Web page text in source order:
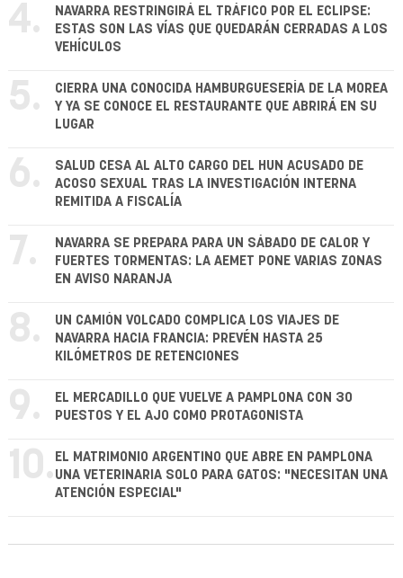
4.
NAVARRA RESTRINGIRÁ EL TRÁFICO POR EL ECLIPSE:
ESTAS SON LAS VÍAS QUE QUEDARÁN CERRADAS A LOS
VEHÍCULOS
5.
CIERRA UNA CONOCIDA HAMBURGUESERÍA DE LA MOREA
Y YA SE CONOCE EL RESTAURANTE QUE ABRIRÁ EN SU
LUGAR
6.
SALUD CESA AL ALTO CARGO DEL HUN ACUSADO DE
ACOSO SEXUAL TRAS LA INVESTIGACIÓN INTERNA
REMITIDA A FISCALÍA
7.
NAVARRA SE PREPARA PARA UN SÁBADO DE CALOR Y
FUERTES TORMENTAS: LA AEMET PONE VARIAS ZONAS
EN AVISO NARANJA
8.
UN CAMIÓN VOLCADO COMPLICA LOS VIAJES DE
NAVARRA HACIA FRANCIA: PREVÉN HASTA 25
KILÓMETROS DE RETENCIONES
9.
EL MERCADILLO QUE VUELVE A PAMPLONA CON 30
PUESTOS Y EL AJO COMO PROTAGONISTA
10. EL MATRIMONIO ARGENTINO QUE ABRE EN PAMPLONA
UNA VETERINARIA SOLO PARA GATOS: "NECESITAN UNA
ATENCIÓN ESPECIAL"